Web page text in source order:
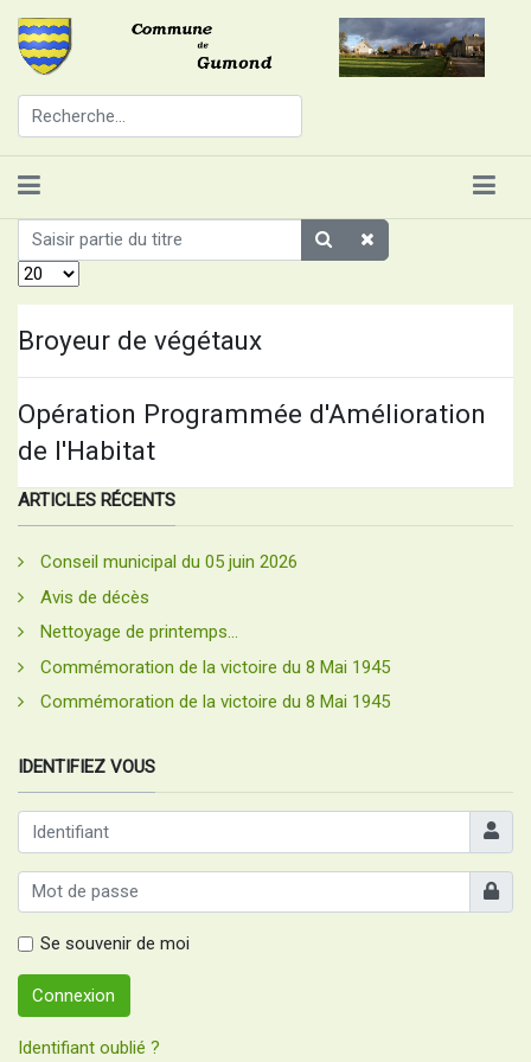
Saisir partie du titre
Affichage #
Broyeur de végétaux
Opération Programmée d'Amélioration
de l'Habitat
ARTICLES RÉCENTS
Conseil municipal du 05 juin 2026
Avis de décès
Nettoyage de printemps...
Commémoration de la victoire du 8 Mai 1945
Commémoration de la victoire du 8 Mai 1945
IDENTIFIEZ VOUS
Afficher
Se souvenir de moi
Connexion
Identifiant oublié ?